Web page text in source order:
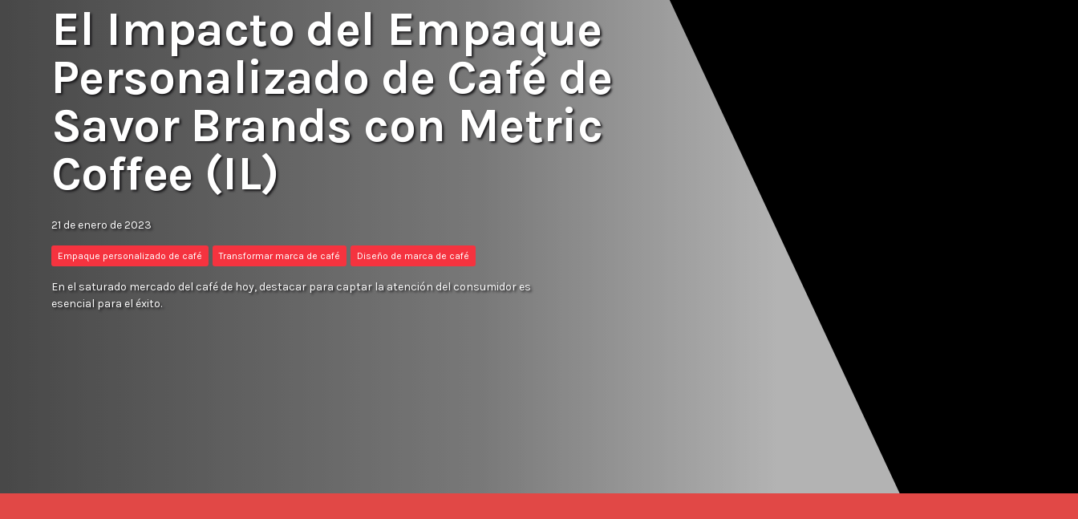
El Impacto del Empaque
Personalizado de Café de
Savor Brands con Metric
Coffee (IL)
21 de enero de 2023
Empaque personalizado de café Transformar marca de café Diseño de marca de café
En el saturado mercado del café de hoy, destacar para captar la atención del consumidor es
esencial para el éxito.